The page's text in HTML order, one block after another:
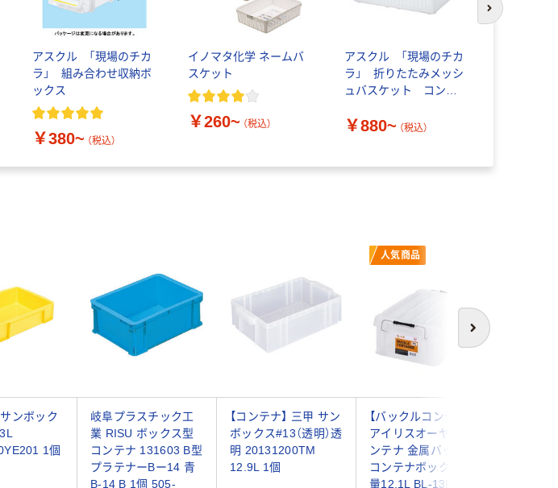
アスクル 「現場のチカ
ラ」 組み合わせ収納ボ
ックス
￥380~ （税込）
イノマタ化学 ネームバ
スケット
￥260~ （税込）
アスクル 「現場のチカ
ラ」 折りたたみメッシ
ュバスケット コンテ
￥880~ （税込）
次のスライド
次へ
人気商品
ンボック
1個
岐阜プラスチック工
業 RISU ボックス型
コンテナ 131603 B型
プラテナーBー14 青
B-14 B 1個 505-
【コンテナ】 三甲 サン
ボックス#13（透明）透
明 20131200TM
12.9L 1個
【バックルコンテナ】
アイリスオーヤマ コ
ンテナ 金属バックル
コンテナボックス 容
量12.1L BL-13R クリ